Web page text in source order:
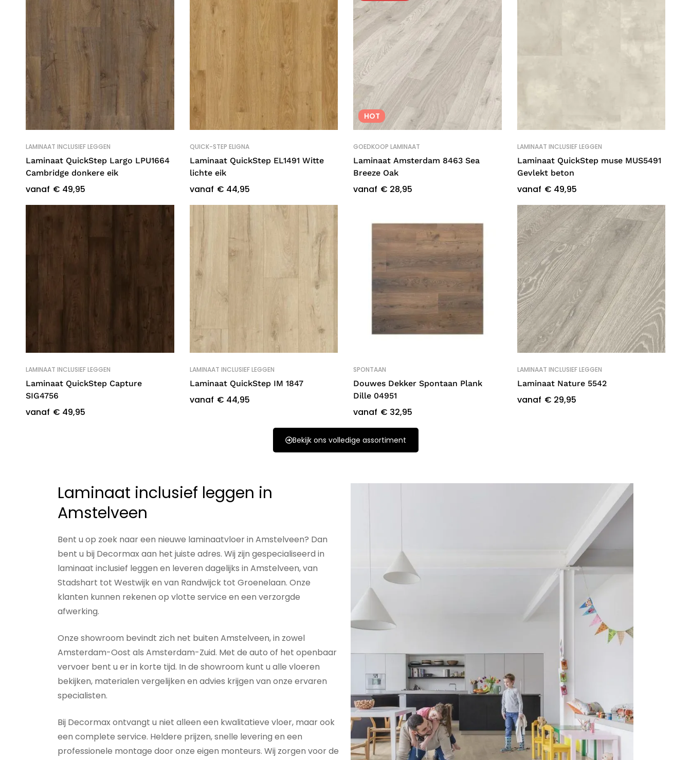
LAMINAAT INCLUSIEF LEGGEN
Laminaat QuickStep Largo LPU1664
Cambridge donkere eik
vanaf € 49,95
QUICK-STEP ELIGNA
Laminaat QuickStep EL1491 Witte
lichte eik
vanaf € 44,95
HOT
GOEDKOOP LAMINAAT
Laminaat Amsterdam 8463 Sea
Breeze Oak
vanaf € 28,95
LAMINAAT INCLUSIEF LEGGEN
Laminaat QuickStep muse MUS5491
Gevlekt beton
vanaf € 49,95
LAMINAAT INCLUSIEF LEGGEN
Laminaat QuickStep Capture
SIG4756
vanaf € 49,95
LAMINAAT INCLUSIEF LEGGEN
Laminaat QuickStep IM 1847
vanaf € 44,95
SPONTAAN
Douwes Dekker Spontaan Plank
Dille 04951
vanaf € 32,95
LAMINAAT INCLUSIEF LEGGEN
Laminaat Nature 5542
vanaf € 29,95
Bekijk ons volledige assortiment
Laminaat inclusief leggen in
Amstelveen
Bent u op zoek naar een nieuwe laminaatvloer in Amstelveen? Dan
bent u bij Decormax aan het juiste adres. Wij zijn gespecialiseerd in
laminaat inclusief leggen en leveren dagelijks in Amstelveen, van
Stadshart tot Westwijk en van Randwijck tot Groenelaan. Onze
klanten kunnen rekenen op vlotte service en een verzorgde
afwerking.
Onze showroom bevindt zich net buiten Amstelveen, in zowel
Amsterdam-Oost als Amsterdam-Zuid. Met de auto of het openbaar
vervoer bent u er in korte tijd. In de showroom kunt u alle vloeren
bekijken, materialen vergelijken en advies krijgen van onze ervaren
specialisten.
Bij Decormax ontvangt u niet alleen een kwalitatieve vloer, maar ook
een complete service. Heldere prijzen, snelle levering en een
professionele montage door onze eigen monteurs. Wij zorgen voor de